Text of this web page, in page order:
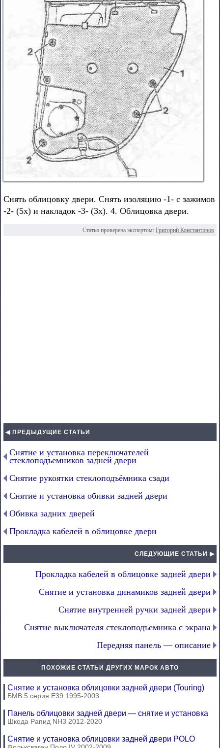
Снять облицовку двери. Снять изоляцию -1- с зажимов
-2- (5х) и накладок -3- (Зх). 4. Облицовка двери.
Статья проверена экспертом: Григорий Константинов
◀ ПРЕДЫДУЩИЕ СТАТЬИ
Снятие и установка переключателей
стеклоподъемников задней двери
Снятие рукоятки стеклоподъёмника сзади
Снятие и установка обивки задней двери
Обивка задних дверей
Прокладка кабелей в облицовке двери
СЛЕДУЮЩИЕ СТАТЬИ ▶
Прокладка кабелей в облицовке задней двери
Снятие и установка динамиков задней двери
Снятие внутренней ручки задней двери
Снятие выключателя стеклоподъемника с экрана
Передняя панель — описание
ПОХОЖИЕ СТАТЬИ ДРУГИХ МАРОК АВТО
Снятие и установка облицовки задней двери (Touring)
БМВ 5 серия Е39 1995-2003
Панель облицовки задней двери — снятие и установка
Шкода Рапид NH3 2012-2020
Снятие и установка облицовки задней двери POLO